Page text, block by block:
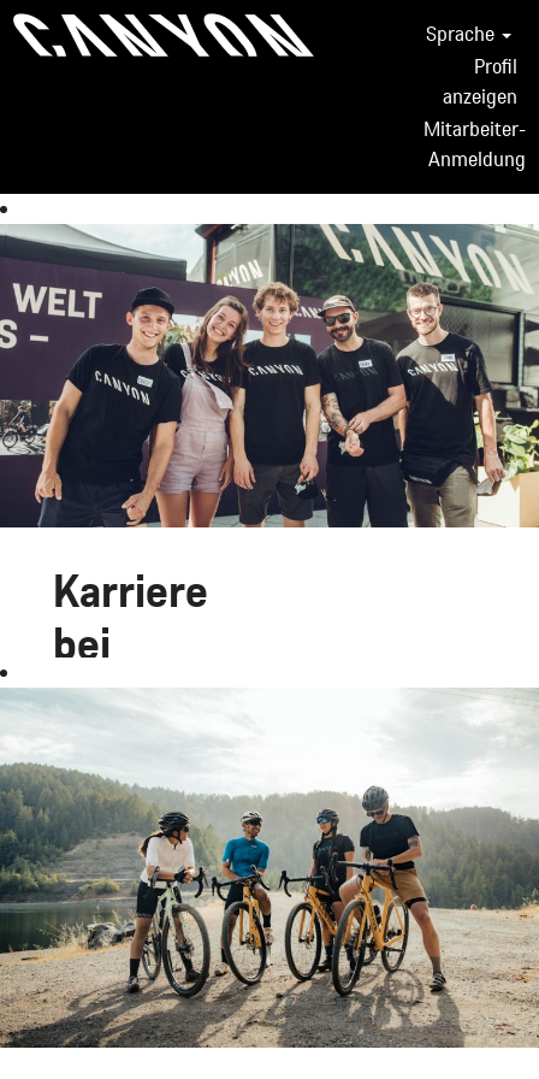
Sprache
Profil
anzeigen
Mitarbeiter-
Anmeldung
Karriere
bei
Canyon
Werde Teil
der Canyon
Crew und
arbeite an
der Spitze
der
Fahrradindustrie,
mit einem
Job, der so
vielseitig